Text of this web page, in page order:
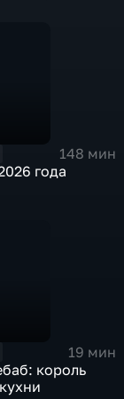
148 мин
года
19 мин
король